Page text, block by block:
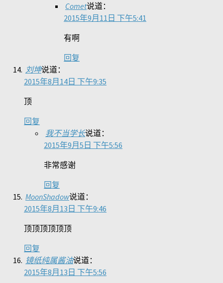
Comet说道：
2015年9月11日 下午5:41
有啊
回复
刘坤说道：
2015年8月14日 下午9:35
顶
回复
我不当学长说道：
2015年9月5日 下午5:56
非常感谢
回复
MoonShadow说道：
2015年8月13日 下午9:46
顶顶顶顶顶顶
回复
镜纸纯属酱油说道：
2015年8月13日 下午5:56